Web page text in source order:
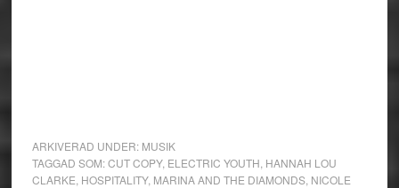
ARKIVERAD UNDER: MUSIK
TAGGAD SOM:CUT COPY, ELECTRIC YOUTH HANNAH LOU
CLARKE HOSPITALITY, MARINA AND THE DIAMONDS, NICOLE